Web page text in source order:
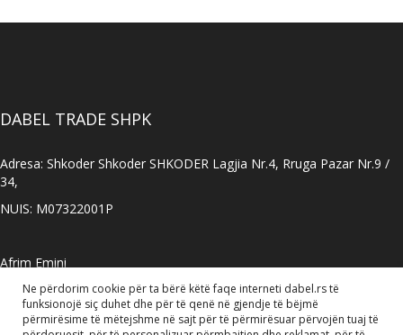
DABEL TRADE SHPK
Adresa: Shkoder Shkoder SHKODER Lagjia Nr.4, Rruga Pazar Nr.9 /
34,
NUIS: M07322001P
Afrim Emini
Agjent tregtar
Tel: +381 60 72 11 023
Ne përdorim cookie për ta bërë këtë faqe interneti dabel.rs të
funksionojë siç duhet dhe për të qenë në gjendje të bëjmë
përmirësime të mëtejshme në sajt për të përmirësuar përvojën tuaj të